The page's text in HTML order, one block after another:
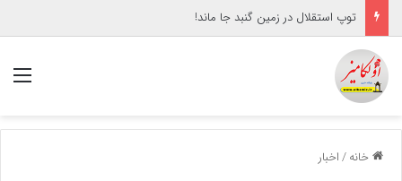
توپ استقلال در زمین گنبد جا ماند!
خانه/اخبار